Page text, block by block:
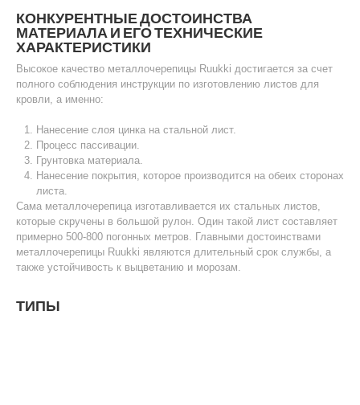
КОНКУРЕНТНЫЕ ДОСТОИНСТВА
МАТЕРИАЛА И ЕГО ТЕХНИЧЕСКИЕ
ХАРАКТЕРИСТИКИ
Высокое качество металлочерепицы Ruukki достигается за счет
полного соблюдения инструкции по изготовлению листов для
кровли, а именно:
Нанесение слоя цинка на стальной лист.
Процесс пассивации.
Грунтовка материала.
Нанесение покрытия, которое производится на обеих сторонах
листа.
Сама металлочерепица изготавливается их стальных листов,
которые скручены в большой рулон. Один такой лист составляет
примерно 500-800 погонных метров. Главными достоинствами
металлочерепицы Ruukki являются длительный срок службы, а
также устойчивость к выцветанию и морозам.
ТИПЫ